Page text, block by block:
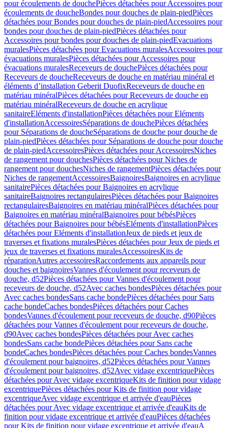
pour écoulements de douchePièces détachées pour Accessoires pour
écoulements de doucheBondes pour douches de plain-piedPièces
détachées pour Bondes pour douches de plain-piedAccessoires pour
bondes pour douches de plain-piedPièces détachées pour
Accessoires pour bondes pour douches de plain-piedEvacuations
muralesPièces détachées pour Evacuations muralesAccessoires pour
évacuations muralesPièces détachées pour Accessoires pour
évacuations muralesReceveurs de douchePièces détachées pour
Receveurs de doucheReceveurs de douche en matériau minéral et
éléments d’installation Geberit DuofixReceveurs de douche en
matériau minéralPièces détachées pour Receveurs de douche en
matériau minéralReceveurs de douche en acrylique
sanitaireEléments d'installationPièces détachées pour Eléments
d'installationAccessoiresSéparations de douchePièces détachées
pour Séparations de doucheSéparations de douche pour douche de
plain-piedPièces détachées pour Séparations de douche pour douche
de plain-piedAccessoiresPièces détachées pour AccessoiresNiches
de rangement pour douchesPièces détachées pour Niches de
rangement pour douchesNiches de rangementPièces détachées pour
Niches de rangementAccessoiresBaignoiresBaignoires en acrylique
sanitairePièces détachées pour Baignoires en acrylique
sanitaireBaignoires rectangulairesPièces détachées pour Baignoires
rectangulairesBaignoires en matériau minéralPièces détachées pour
Baignoires en matériau minéralBaignoires pour bébésPièces
détachées pour Baignoires pour bébésEléments d'installationPièces
détachées pour Eléments d'installationJeux de pieds et jeux de
traverses et fixations muralesPièces détachées pour Jeux de pieds et
jeux de traverses et fixations muralesAccessoiresKits de
réparationAutres accessoiresRaccordements aux appareils pour
douches et baignoiresVannes d'écoulement pour receveurs de
douche, d52Pièces détachées pour Vannes d'écoulement pour
receveurs de douche, d52Avec caches bondesPièces détachées pour
Avec caches bondesSans cache bondePièces détachées pour Sans
cache bondeCaches bondesPièces détachées pour Caches
bondesVannes d'écoulement pour receveurs de douche, d90Pièces
détachées pour Vannes d'écoulement pour receveurs de douche,
d90Avec caches bondesPièces détachées pour Avec caches
bondesSans cache bondePièces détachées pour Sans cache
bondeCaches bondesPièces détachées pour Caches bondesVannes
d'écoulement pour baignoires, d52Pièces détachées pour Vannes
d'écoulement pour baignoires, d52Avec vidage excentriquePièces
détachées pour Avec vidage excentriqueKits de finition pour vidage
excentriquePièces détachées pour Kits de finition pour vidage
excentriqueAvec vidage excentrique et arrivée d'eauPièces
détachées pour Avec vidage excentrique et arrivée d'eauKits de
finition pour vidage excentrique et arrivée d'eauPièces détachées
pour Kits de finition pour vidage excentrique et arrivée d'eauA